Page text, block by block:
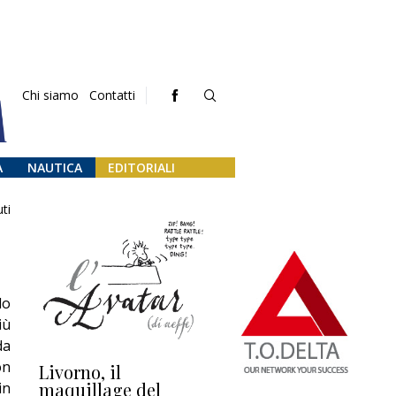
Chi siamo Contatti
NAUTICA EDITORIALI
Livorno, il
maquillage del
L’uscita di scena di